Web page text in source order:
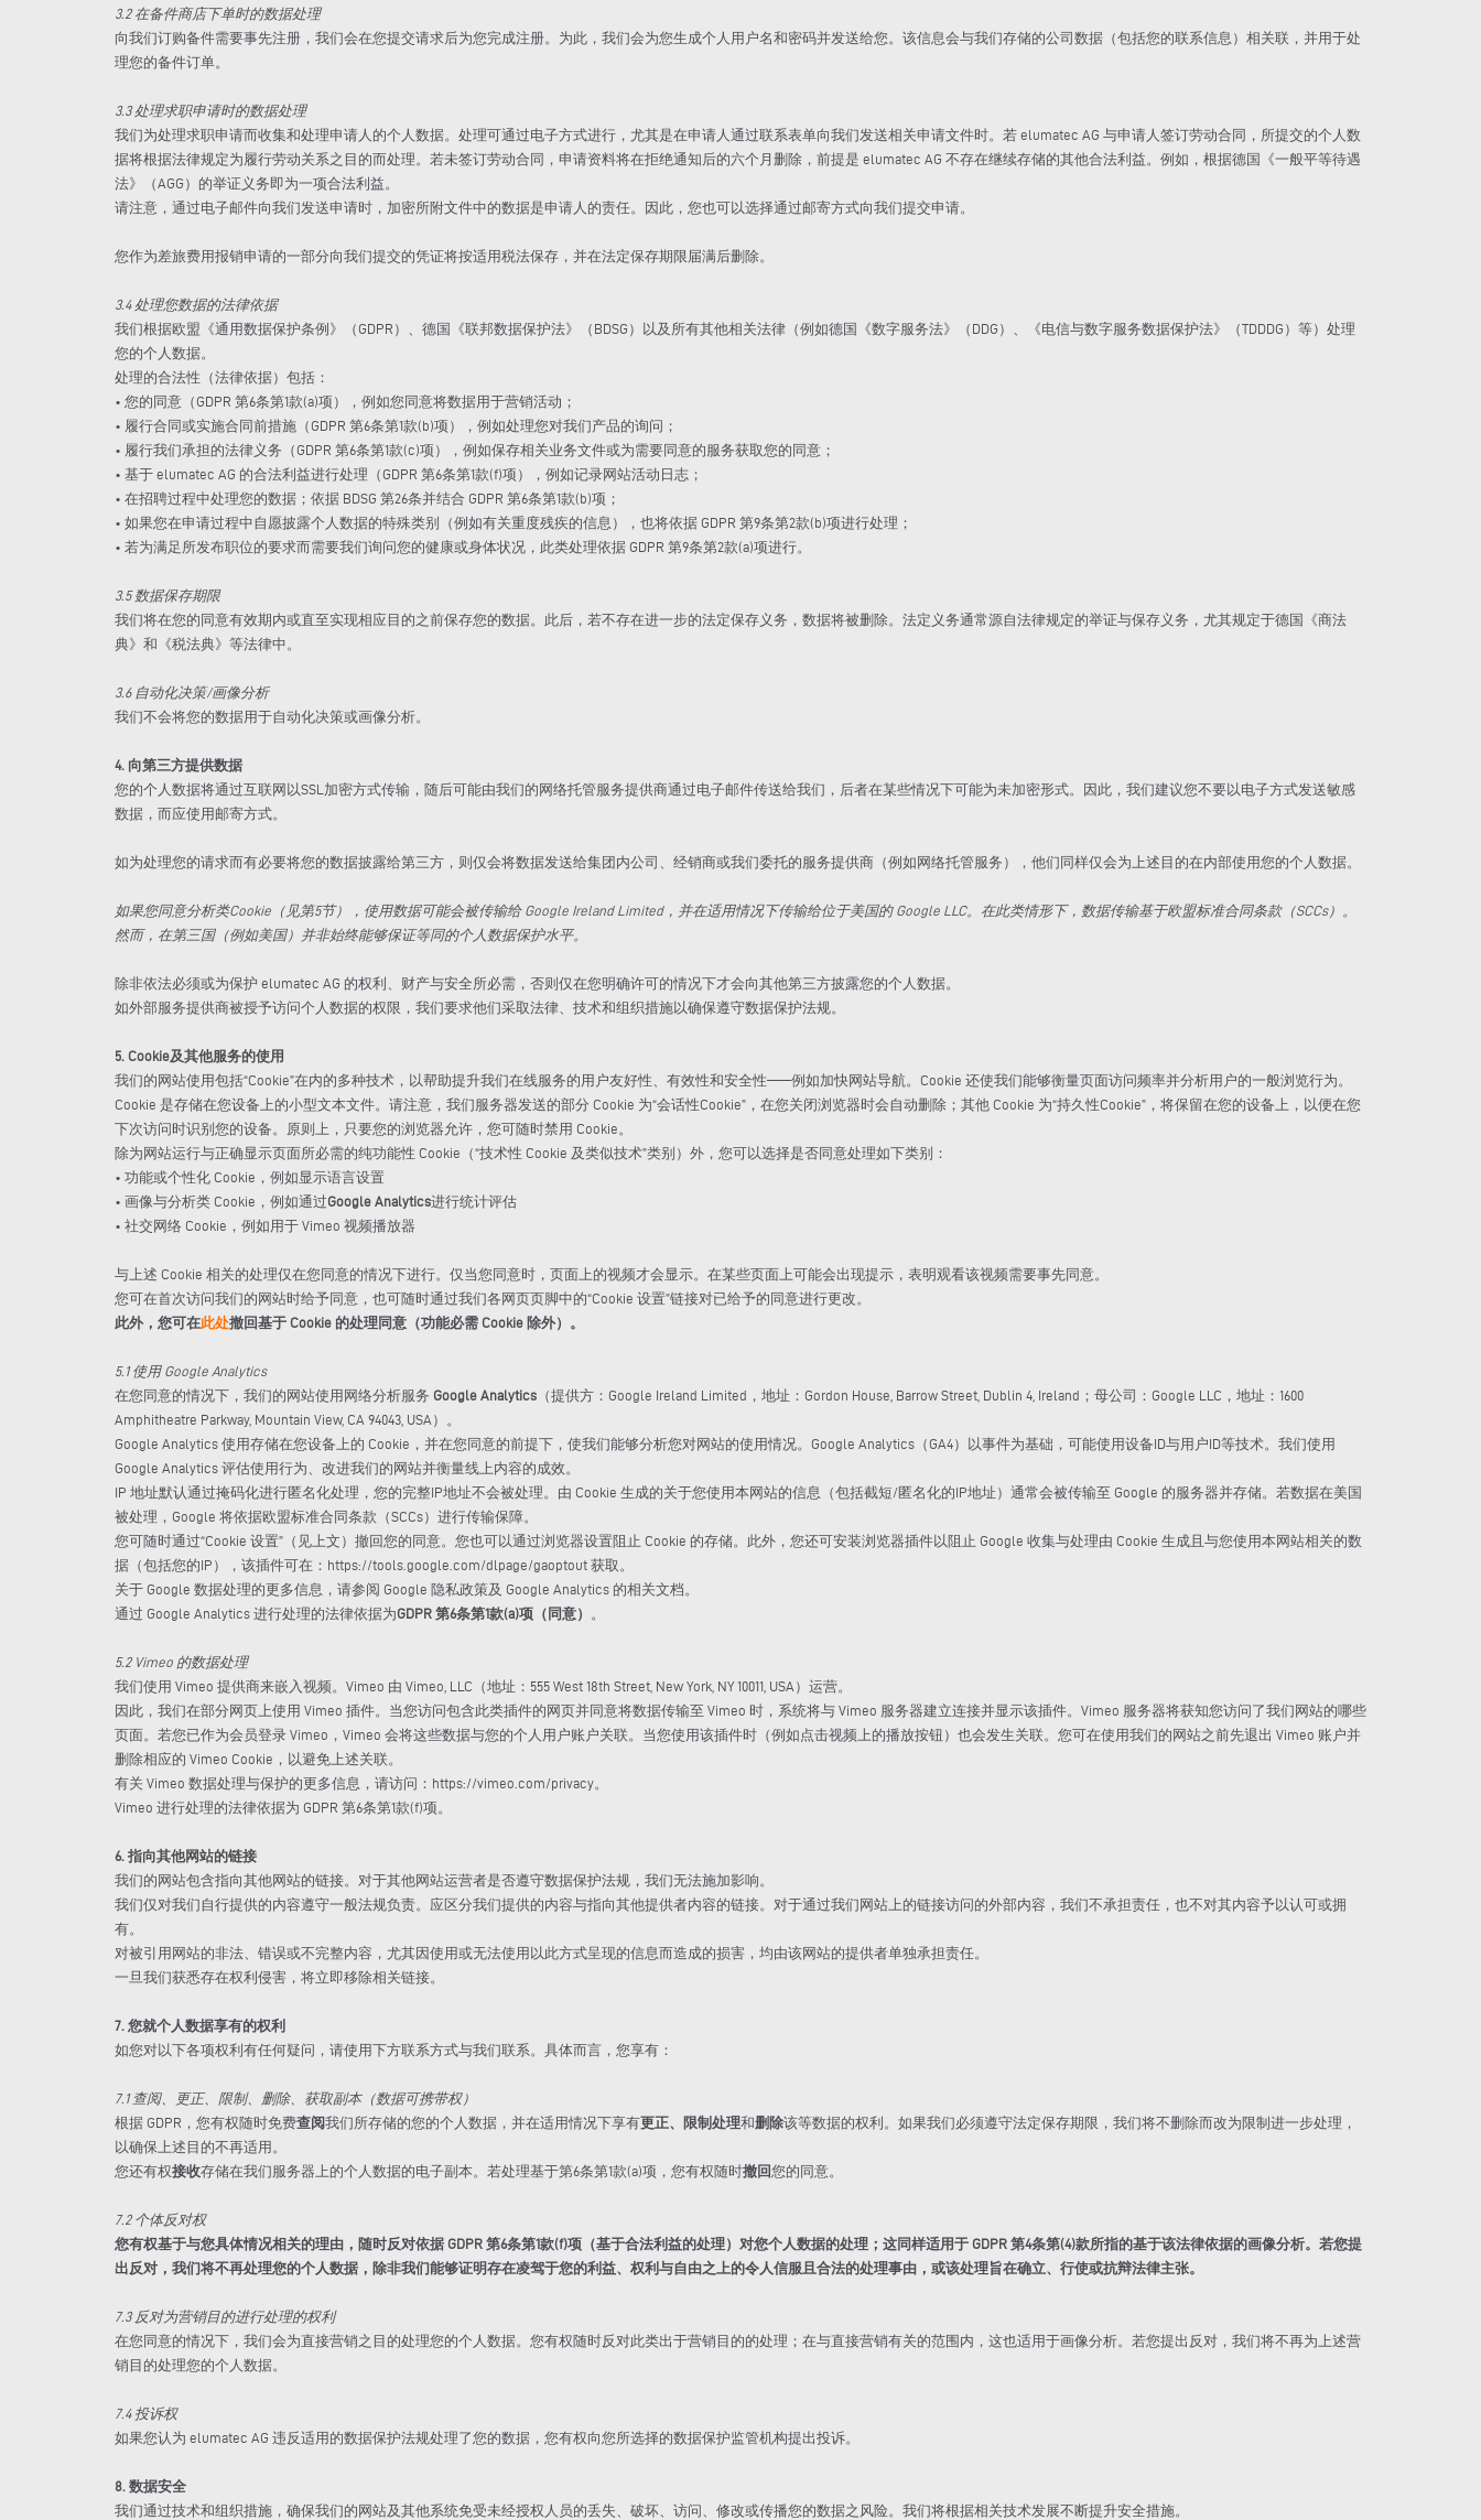
3.2 在备件商店下单时的数据处理
向我们订购备件需要事先注册，我们会在您提交请求后为您完成注册。为此，我们会为您生成个人用户名和密码并发送给您。该信息会与我们存储的公司数据（包括您的联系信息）相关联，并用于处
理您的备件订单。
3.3 处理求职申请时的数据处理
我们为处理求职申请而收集和处理申请人的个人数据。处理可通过电子方式进行，尤其是在申请人通过联系表单向我们发送相关申请文件时。若 elumatec AG 与申请人签订劳动合同，所提交的个人数
据将根据法律规定为履行劳动关系之目的而处理。若未签订劳动合同，申请资料将在拒绝通知后的六个月删除，前提是 elumatec AG 不存在继续存储的其他合法利益。例如，根据德国《一般平等待遇
法》（AGG）的举证义务即为一项合法利益。
请注意，通过电子邮件向我们发送申请时，加密所附文件中的数据是申请人的责任。因此，您也可以选择通过邮寄方式向我们提交申请。
您作为差旅费用报销申请的一部分向我们提交的凭证将按适用税法保存，并在法定保存期限届满后删除。
3.4 处理您数据的法律依据
我们根据欧盟《通用数据保护条例》（GDPR）、德国《联邦数据保护法》（BDSG）以及所有其他相关法律（例如德国《数字服务法》（DDG）、《电信与数字服务数据保护法》（TDDDG）等）处理
您的个人数据。
处理的合法性（法律依据）包括：
• 您的同意（GDPR 第6条第1款(a)项），例如您同意将数据用于营销活动；
• 履行合同或实施合同前措施（GDPR 第6条第1款(b)项），例如处理您对我们产品的询问；
• 履行我们承担的法律义务（GDPR 第6条第1款(c)项），例如保存相关业务文件或为需要同意的服务获取您的同意；
• 基于 elumatec AG 的合法利益进行处理（GDPR 第6条第1款(f)项），例如记录网站活动日志；
• 在招聘过程中处理您的数据；依据 BDSG 第26条并结合 GDPR 第6条第1款(b)项；
• 如果您在申请过程中自愿披露个人数据的特殊类别（例如有关重度残疾的信息），也将依据 GDPR 第9条第2款(b)项进行处理；
• 若为满足所发布职位的要求而需要我们询问您的健康或身体状况，此类处理依据 GDPR 第9条第2款(a)项进行。
3.5 数据保存期限
我们将在您的同意有效期内或直至实现相应目的之前保存您的数据。此后，若不存在进一步的法定保存义务，数据将被删除。法定义务通常源自法律规定的举证与保存义务，尤其规定于德国《商法
典》和《税法典》等法律中。
3.6 自动化决策/画像分析
我们不会将您的数据用于自动化决策或画像分析。
4. 向第三方提供数据
您的个人数据将通过互联网以SSL加密方式传输，随后可能由我们的网络托管服务提供商通过电子邮件传送给我们，后者在某些情况下可能为未加密形式。因此，我们建议您不要以电子方式发送敏感
数据，而应使用邮寄方式。
如为处理您的请求而有必要将您的数据披露给第三方，则仅会将数据发送给集团内公司、经销商或我们委托的服务提供商（例如网络托管服务），他们同样仅会为上述目的在内部使用您的个人数据。
如果您同意分析类Cookie（见第5节），使用数据可能会被传输给 Google Ireland Limited，并在适用情况下传输给位于美国的 Google LLC。在此类情形下，数据传输基于欧盟标准合同条款（SCCs）。
然而，在第三国（例如美国）并非始终能够保证等同的个人数据保护水平。
除非依法必须或为保护 elumatec AG 的权利、财产与安全所必需，否则仅在您明确许可的情况下才会向其他第三方披露您的个人数据。
如外部服务提供商被授予访问个人数据的权限，我们要求他们采取法律、技术和组织措施以确保遵守数据保护法规。
5. Cookie及其他服务的使用
我们的网站使用包括“Cookie”在内的多种技术，以帮助提升我们在线服务的用户友好性、有效性和安全性——例如加快网站导航。Cookie 还使我们能够衡量页面访问频率并分析用户的一般浏览行为。
Cookie 是存储在您设备上的小型文本文件。请注意，我们服务器发送的部分 Cookie 为“会话性Cookie”，在您关闭浏览器时会自动删除；其他 Cookie 为“持久性Cookie”，将保留在您的设备上，以便在您
下次访问时识别您的设备。原则上，只要您的浏览器允许，您可随时禁用 Cookie。
除为网站运行与正确显示页面所必需的纯功能性 Cookie（“技术性 Cookie 及类似技术”类别）外，您可以选择是否同意处理如下类别：
• 功能或个性化 Cookie，例如显示语言设置
• 画像与分析类 Cookie，例如通过Google Analytics进行统计评估
• 社交网络 Cookie，例如用于 Vimeo 视频播放器
与上述 Cookie 相关的处理仅在您同意的情况下进行。仅当您同意时，页面上的视频才会显示。在某些页面上可能会出现提示，表明观看该视频需要事先同意。
您可在首次访问我们的网站时给予同意，也可随时通过我们各网页页脚中的“Cookie 设置”链接对已给予的同意进行更改。
此外，您可在此处撤回基于 Cookie 的处理同意（功能必需 Cookie 除外）。
5.1 使用 Google Analytics
在您同意的情况下，我们的网站使用网络分析服务 Google Analytics （提供方：Google Ireland Limited，地址：Gordon House, Barrow Street, Dublin 4, Ireland；母公司：Google LLC，地址：1600
Amphitheatre Parkway, Mountain View, CA 94043, USA）。
Google Analytics 使用存储在您设备上的 Cookie，并在您同意的前提下，使我们能够分析您对网站的使用情况。Google Analytics（GA4）以事件为基础，可能使用设备ID与用户ID等技术。我们使用
Google Analytics 评估使用行为、改进我们的网站并衡量线上内容的成效。
IP 地址默认通过掩码化进行匿名化处理，您的完整IP地址不会被处理。由 Cookie 生成的关于您使用本网站的信息（包括截短/匿名化的IP地址）通常会被传输至 Google 的服务器并存储。若数据在美国
被处理，Google 将依据欧盟标准合同条款（SCCs）进行传输保障。
您可随时通过“Cookie 设置”（见上文）撤回您的同意。您也可以通过浏览器设置阻止 Cookie 的存储。此外，您还可安装浏览器插件以阻止 Google 收集与处理由 Cookie 生成且与您使用本网站相关的数
据（包括您的IP），该插件可在：https://tools.google.com/dlpage/gaoptout 获取。
关于 Google 数据处理的更多信息，请参阅 Google 隐私政策及 Google Analytics 的相关文档。
通过 Google Analytics 进行处理的法律依据为GDPR 第6条第1款(a)项（同意） 。
5.2 Vimeo 的数据处理
我们使用 Vimeo 提供商来嵌入视频。Vimeo 由 Vimeo, LLC（地址：555 West 18th Street, New York, NY 10011, USA）运营。
因此，我们在部分网页上使用 Vimeo 插件。当您访问包含此类插件的网页并同意将数据传输至 Vimeo 时，系统将与 Vimeo 服务器建立连接并显示该插件。Vimeo 服务器将获知您访问了我们网站的哪些
页面。若您已作为会员登录 Vimeo，Vimeo 会将这些数据与您的个人用户账户关联。当您使用该插件时（例如点击视频上的播放按钮）也会发生关联。您可在使用我们的网站之前先退出 Vimeo 账户并
删除相应的 Vimeo Cookie，以避免上述关联。
有关 Vimeo 数据处理与保护的更多信息，请访问：https://vimeo.com/privacy。
Vimeo 进行处理的法律依据为 GDPR 第6条第1款(f)项。
6. 指向其他网站的链接
我们的网站包含指向其他网站的链接。对于其他网站运营者是否遵守数据保护法规，我们无法施加影响。
我们仅对我们自行提供的内容遵守一般法规负责。应区分我们提供的内容与指向其他提供者内容的链接。对于通过我们网站上的链接访问的外部内容，我们不承担责任，也不对其内容予以认可或拥
有。
对被引用网站的非法、错误或不完整内容，尤其因使用或无法使用以此方式呈现的信息而造成的损害，均由该网站的提供者单独承担责任。
一旦我们获悉存在权利侵害，将立即移除相关链接。
7. 您就个人数据享有的权利
如您对以下各项权利有任何疑问，请使用下方联系方式与我们联系。具体而言，您享有：
7.1 查阅、更正、限制、删除、获取副本（数据可携带权）
根据 GDPR，您有权随时免费查阅我们所存储的您的个人数据，并在适用情况下享有更正、限制处理和删除该等数据的权利。如果我们必须遵守法定保存期限，我们将不删除而改为限制进一步处理，
以确保上述目的不再适用。
您还有权接收存储在我们服务器上的个人数据的电子副本。若处理基于第6条第1款(a)项，您有权随时撤回您的同意。
7.2 个体反对权
您有权基于与您具体情况相关的理由，随时反对依据 GDPR 第6条第1款(f)项（基于合法利益的处理）对您个人数据的处理；这同样适用于 GDPR 第4条第(4)款所指的基于该法律依据的画像分析。若您提
出反对，我们将不再处理您的个人数据，除非我们能够证明存在凌驾于您的利益、权利与自由之上的令人信服且合法的处理事由，或该处理旨在确立、行使或抗辩法律主张。
7.3 反对为营销目的进行处理的权利
在您同意的情况下，我们会为直接营销之目的处理您的个人数据。您有权随时反对此类出于营销目的的处理；在与直接营销有关的范围内，这也适用于画像分析。若您提出反对，我们将不再为上述营
销目的处理您的个人数据。
7.4 投诉权
如果您认为 elumatec AG 违反适用的数据保护法规处理了您的数据，您有权向您所选择的数据保护监管机构提出投诉。
8. 数据安全
我们通过技术和组织措施，确保我们的网站及其他系统免受未经授权人员的丢失、破坏、访问、修改或传播您的数据之风险。我们将根据相关技术发展不断提升安全措施。